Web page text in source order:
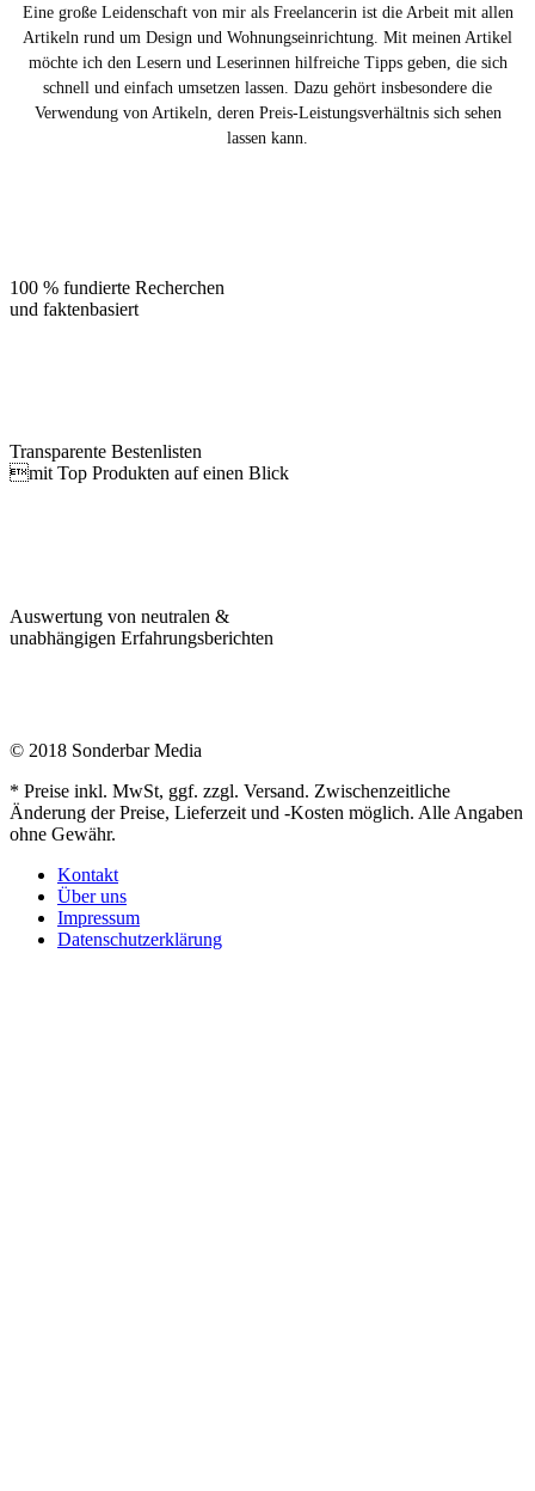
Eine große Leidenschaft von mir als Freelancerin ist die Arbeit mit allen
Artikeln rund um Design und Wohnungseinrichtung. Mit meinen Artikel
möchte ich den Lesern und Leserinnen hilfreiche Tipps geben, die sich
schnell und einfach umsetzen lassen. Dazu gehört insbesondere die
Verwendung von Artikeln, deren Preis-Leistungsverhältnis sich sehen
lassen kann.
100 % fundierte Recherchen
und faktenbasiert
Transparente Bestenlisten
mit Top Produkten auf einen Blick
Auswertung von neutralen &
unabhängigen Erfahrungsberichten
© 2018 Sonderbar Media
* Preise inkl. MwSt, ggf. zzgl. Versand. Zwischenzeitliche
Änderung der Preise, Lieferzeit und -Kosten möglich. Alle Angaben
ohne Gewähr.
Kontakt
Über uns
Impressum
Datenschutzerklärung